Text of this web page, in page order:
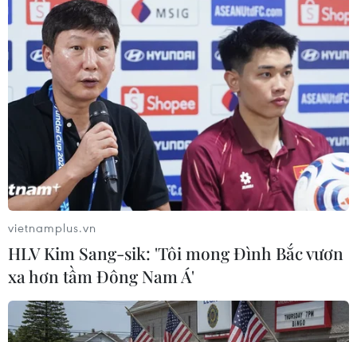
Đồng Nai
Theo dõi VietnamPlus
TIN LIÊN QUAN
vietnamplus.vn
HLV Kim Sang-sik: 'Tôi mong Đình Bắc vươn
xa hơn tầm Đông Nam Á'